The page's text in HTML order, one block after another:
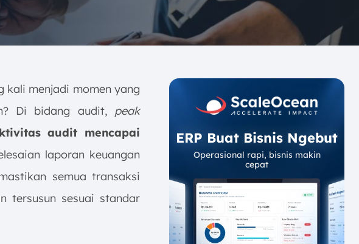
kali menjadi momen yang
Di bidang audit, peak
audit mencapai
laporan keuangan
semua transaksi
tersusun sesuai standar
ERP Buat Bisnis Ngebut
Operasional rapi, bisnis makin
cepat